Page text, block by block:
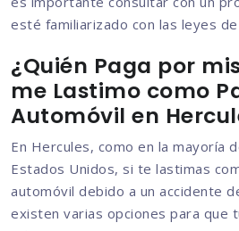
esté familiarizado con las leyes de
¿Quién Paga por
me Lastimo como
Automóvil en
En Hercules, como en la mayoría
Estados Unidos, si te lastimas
automóvil debido a un accidente
existen varias opciones para que